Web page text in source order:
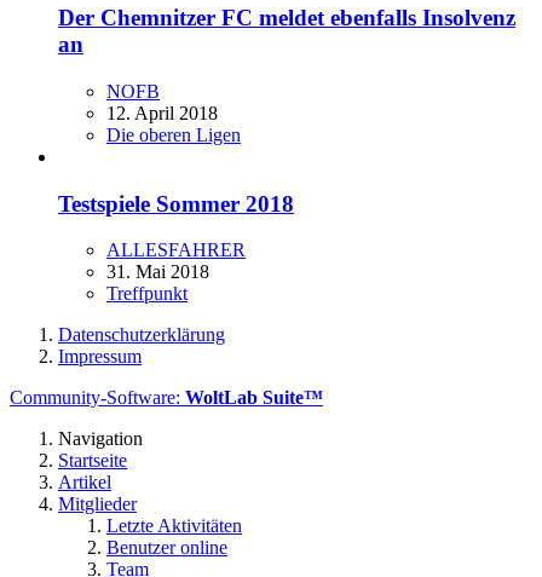
Der Chemnitzer FC meldet ebenfalls Insolvenz
an
NOFB
12. April 2018
Die oberen Ligen
Testspiele Sommer 2018
ALLESFAHRER
31. Mai 2018
Treffpunkt
Datenschutzerklärung
Impressum
Community-Software: WoltLab Suite™
Navigation
Startseite
Artikel
Mitglieder
Letzte Aktivitäten
Benutzer online
Team